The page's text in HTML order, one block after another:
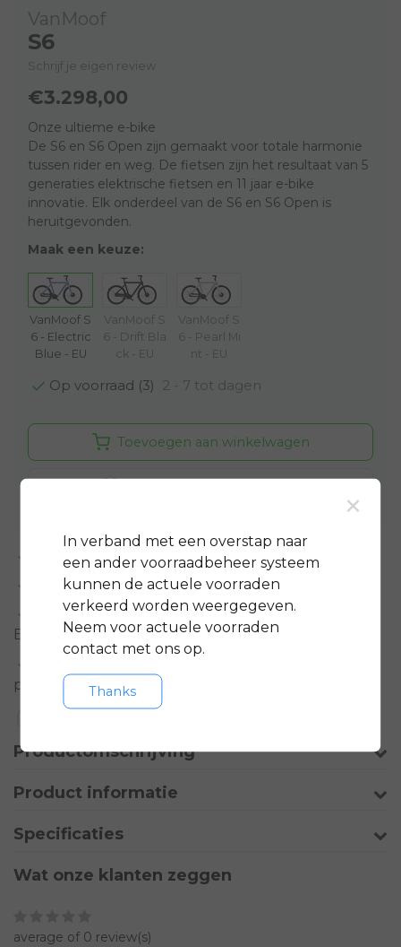
VanMoof
S6
Schrijf je eigen review
€3.298,00
Onze ultieme e-bike
De S6 en S6 Open zijn gemaakt voor totale harmonie
tussen rider en weg. De fietsen zijn het resultaat van 5
generaties elektrische fietsen en 11 jaar e-bike
innovatie. Elk onderdeel van de S6 en S6 Open is
heruitgevonden.
Maak een keuze:
VanMoof S
6 - Electric
Blue - EU
VanMoof S
6 - Drift Bla
ck - EU
VanMoof S
6 - Pearl Mi
nt - EU
Op voorraad (3) 2 - 7 tot dagen
Toevoegen aan winkelwagen
Standaard 3 jaargarantie op bijna alle fietsen
GRATISservicepakket t.w.v. minimaal € 150,-
Gratis rijklarebezorging in regio groot
Eindhoven
product
Productomschrijving
Product informatie
Specificaties
Wat onze klanten zeggen
average of 0 review(s)
×
In verband met een overstap naar
een ander voorraadbeheer systeem
kunnen de actuele voorraden
verkeerd worden weergegeven.
Neem voor actuele voorraden
contact met ons op.
Thanks